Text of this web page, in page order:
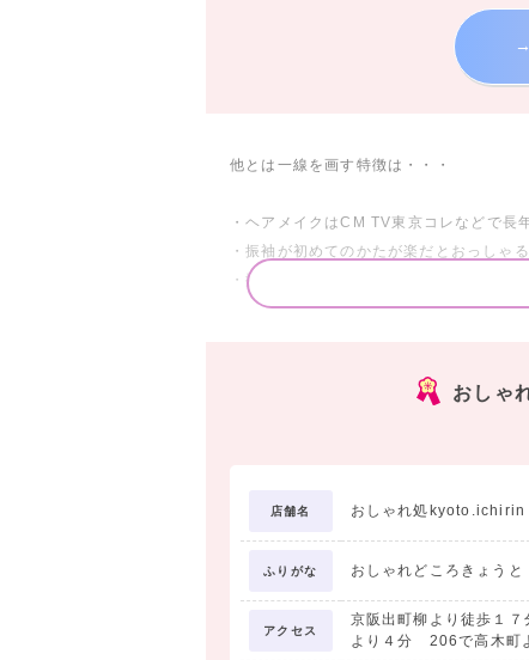
→
他とは一線を画す特徴は・・・
・ヘアメイクはCM TV東京コレなどで長
・振袖が初めてのかたが楽だとおっしゃ
・撮影はフイルム時代から専門学校＆大
コロナ下ではよりリスクが少なく１組限
ロケの中心は糺の森近く下鴨神社や鴨川
観光客の写り込みを避けじっくり撮影を
おしゃ
店舗名 おしゃれ処kyoto.ichirin
ふりがな おしゃれどころきょうと
アクセス
京阪出町柳より徒歩１
より４分 206で高木町